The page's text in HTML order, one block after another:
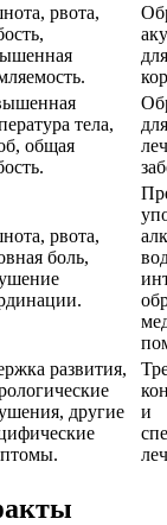
рвота,
тела,
общая
рвота,
боль,
развития,
другие
и